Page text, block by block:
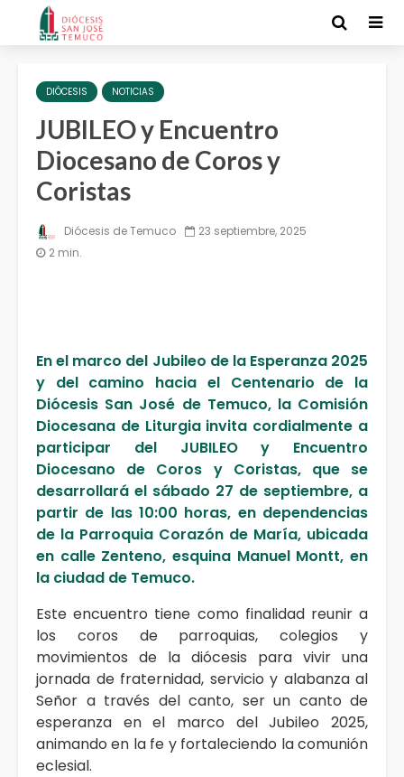
DIÓCESIS NOTICIAS
JUBILEO y Encuentro
Diocesano de Coros y
Coristas
Diócesis de Temuco
23 septiembre, 2025
2 min.
En el marco del Jubileo de la Esperanza 2025
y del camino hacia el Centenario de la
Diócesis San José de Temuco, la Comisión
Diocesana de Liturgia invita cordialmente a
participar del JUBILEO y Encuentro
Diocesano de Coros y Coristas, que se
desarrollará el sábado 27 de septiembre, a
partir de las 10:00 horas, en dependencias
de la Parroquia Corazón de María, ubicada
en calle Zenteno, esquina Manuel Montt, en
la ciudad de Temuco.
Este encuentro tiene como finalidad reunir a
los coros de parroquias, colegios y
movimientos de la diócesis para vivir una
jornada de fraternidad, servicio y alabanza al
Señor a través del canto, ser un canto de
esperanza en el marco del Jubileo 2025,
animando en la fe y fortaleciendo la comunión
eclesial.